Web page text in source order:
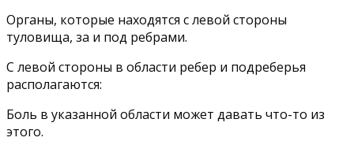
Органы, которые находятся с левой стороны
туловища, за и под ребрами.
С левой стороны в области ребер и подреберья
располагаются:
Боль в указанной области может давать что-то из
этого.